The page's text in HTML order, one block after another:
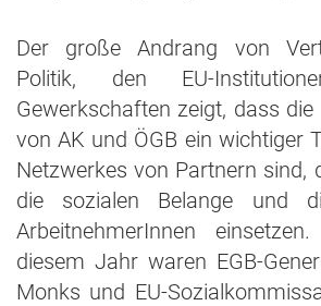
Der große Andrang von
Politik, den EU-
Gewerkschaften zeigt, dass die
von AK und ÖGB ein wichtiger
Netzwerkes von Partnern sind,
die sozialen Belange und
ArbeitnehmerInnen
diesem Jahr waren EGB-
Monks und EU-